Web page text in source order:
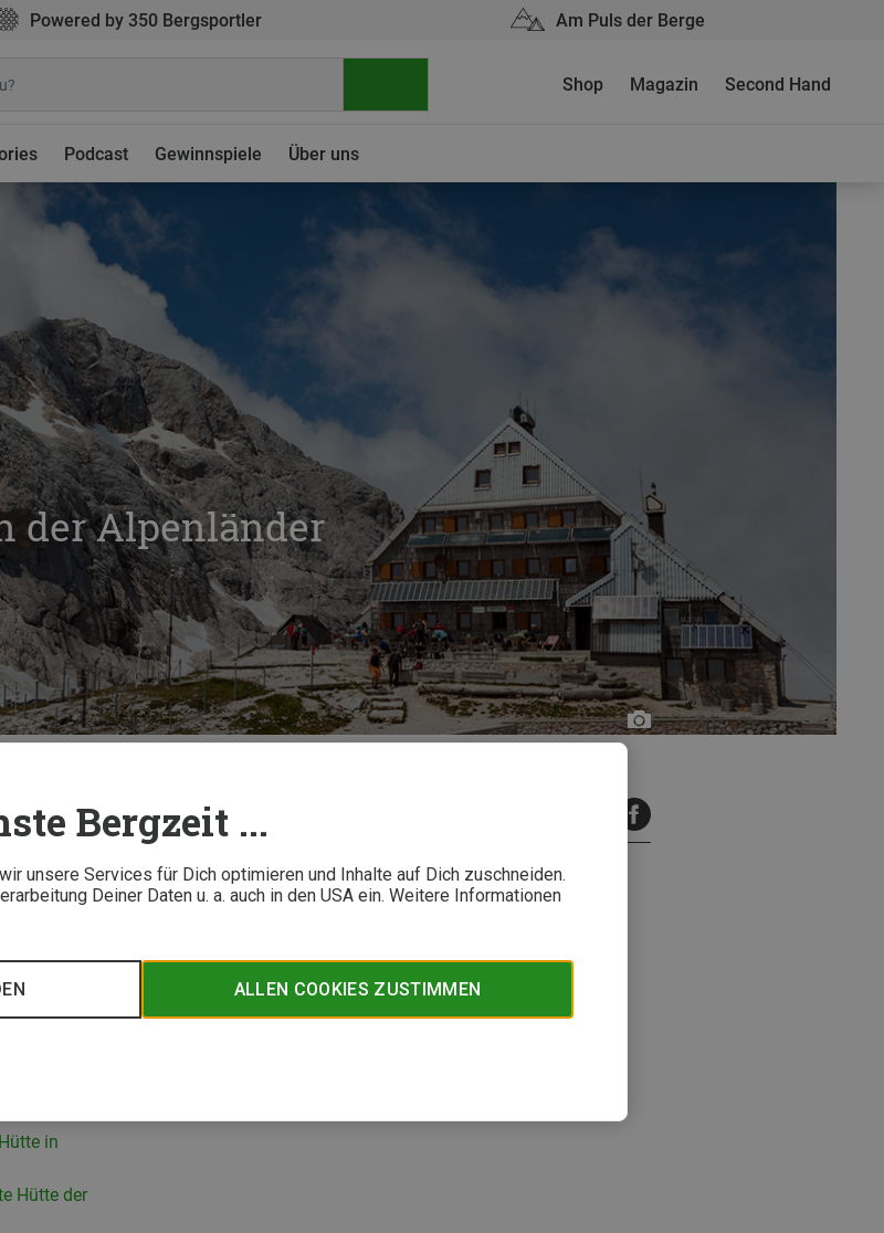
Bergzeit ...
unsere Services für Dich optimieren und Inhalte auf Dich zuschneiden.
Deiner Daten u. a. auch in den USA ein. Weitere Informationen
ALLEN COOKIES ZUSTIMMEN
Powered by 350 Bergsportler Am Puls der Berge
Podcast Gewinnspiele Über uns
Shop Magazin Second Hand
der Alpenländer
Jošt
Gantar
Magazin-Redakteur Arnold Zimprich hat die wichtigsten Fakten zu den
der Schweiz, Österreich, Deutschland, Slowenien sowie Liechtenstein
Superlative!
in
Hütte der